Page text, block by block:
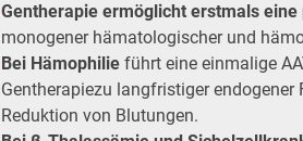
Gentherapie ermöglicht erstmals
monogener hämatologischer und
Bei Hämophilieführt eine einmalige
Gentherapiezu langfristiger
Reduktion von Blutungen.